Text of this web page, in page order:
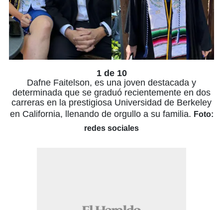
1 de 10
Dafne Faitelson, es una joven destacada y
determinada que se graduó recientemente en dos
carreras en la prestigiosa Universidad de Berkeley
en California, llenando de orgullo a su familia. Foto:
redes sociales